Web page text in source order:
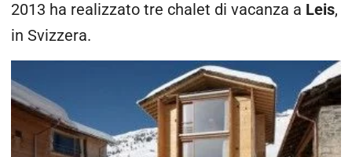
2013 ha realizzato tre chalet di vacanza a Leis,
in Svizzera.